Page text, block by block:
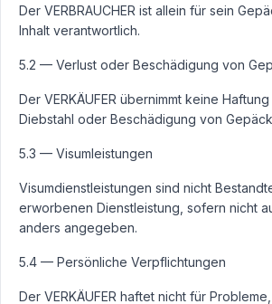
Der VERBRAUCHER ist allein für sein
Inhalt verantwortlich.
5.2 — Verlust oder Beschädigung von
Der VERKÄUFER übernimmt keine Haftung
Diebstahl oder Beschädigung von
5.3 — Visumleistungen
Visumdienstleistungen sind nicht
erworbenen Dienstleistung, sofern nicht
anders angegeben.
5.4 — Persönliche Verpflichtungen
Der VERKÄUFER haftet nicht für